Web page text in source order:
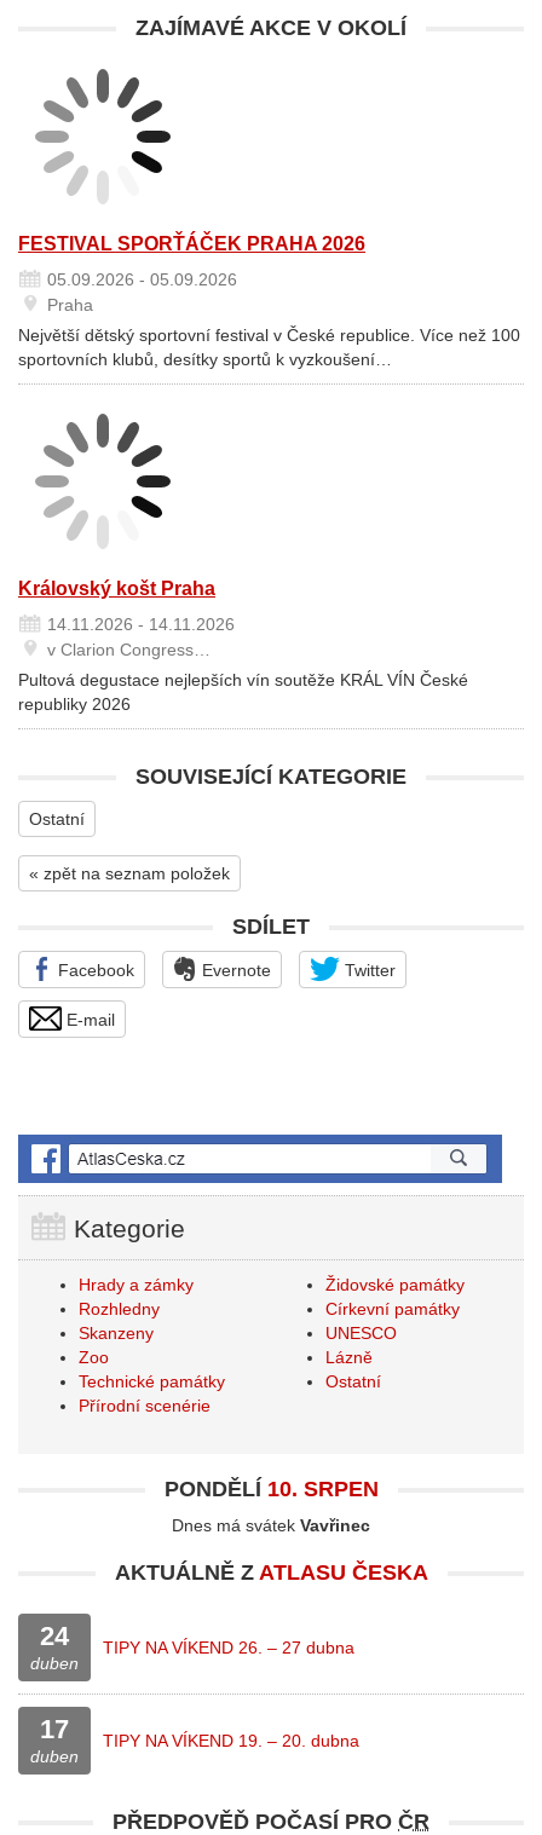
ZAJÍMAVÉ AKCE V OKOLÍ
FESTIVAL SPORŤÁČEK PRAHA 2026
05.09.2026 - 05.09.2026
Praha
Největší dětský sportovní festival v České republice. Více než 100
sportovních klubů, desítky sportů k vyzkoušení…
Královský košt Praha
14.11.2026 - 14.11.2026
v Clarion Congress…
Pultová degustace nejlepších vín soutěže KRÁL VÍN České
republiky 2026
SOUVISEJÍCÍ KATEGORIE
Ostatní
« zpět na seznam položek
SDÍLET
Facebook Evernote Twitter
E-mail
Kategorie
Hrady a zámky
Rozhledny
Skanzeny
Zoo
Technické památky
Přírodní scenérie
Židovské památky
Církevní památky
UNESCO
Lázně
Ostatní
PONDĚLÍ 10. SRPEN
Dnes má svátek Vavřinec
AKTUÁLNĚ Z ATLASU ČESKA
24
duben
TIPY NA VÍKEND 26. – 27 dubna
17
duben
TIPY NA VÍKEND 19. – 20. dubna
PŘEDPOVĚĎ POČASÍ PRO ČR